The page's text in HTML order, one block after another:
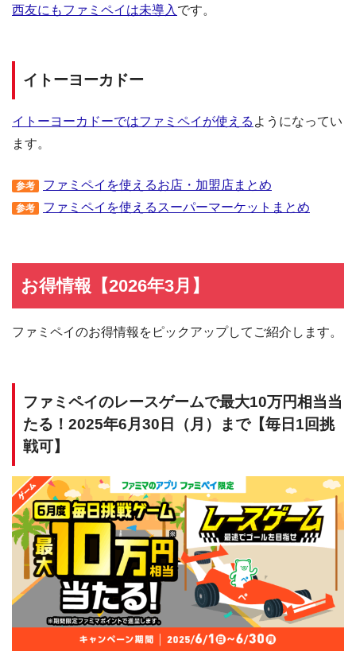
西友にもファミペイは未導入 です。
イトーヨーカドー
イトーヨーカドーではファミペイが使える ようになってい
ます。
参考 ファミペイを使えるお店・加盟店まとめ
参考 ファミペイを使えるスーパーマーケットまとめ
お得情報【2026年3月】
ファミペイのお得情報をピックアップしてご紹介します。
ファミペイのレースゲームで最大10万円相当当
たる！2025年6月30日（月）まで【毎日1回挑
戦可】